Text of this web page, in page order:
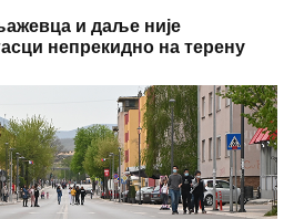
и даље није
непрекидно на терену